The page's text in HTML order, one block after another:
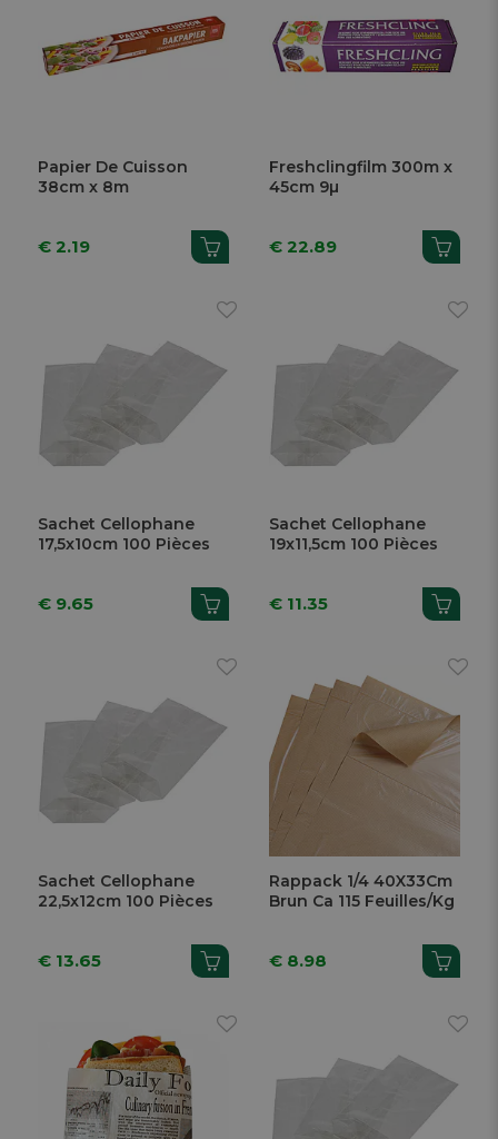
Papier De Cuisson
38cm x 8m
€ 2.19
Freshclingfilm 300m x
45cm 9µ
€ 22.89
Sachet Cellophane
17,5x10cm 100 Pièces
€ 9.65
Sachet Cellophane
19x11,5cm 100 Pièces
€ 11.35
Sachet Cellophane
22,5x12cm 100 Pièces
€ 13.65
Rappack 1/4 40X33Cm
Brun Ca 115 Feuilles/Kg
€ 8.98